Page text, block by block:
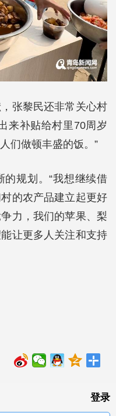
张黎民还非常关心村
来补贴给村里70周岁
们做顿丰盛的饭。”
规划。“我想继续借
的农产品建立起更好
力，我们的苹果、梨
让更多人关注和支持
登录